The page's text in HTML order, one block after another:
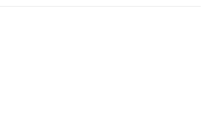
，可為各種電氣測量工作提供有效率且可靠的量